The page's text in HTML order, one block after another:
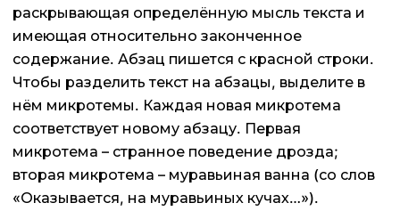
раскрывающая определённую мысль текста и
имеющая относительно законченное
содержание. Абзац пишется с красной строки.
Чтобы разделить текст на абзацы, выделите в
нём микротемы. Каждая новая микротема
соответствует новому абзацу. Первая
микротема – странное поведение дрозда;
вторая микротема – муравьиная ванна (со слов
«Оказывается, на муравьиных кучах…»).